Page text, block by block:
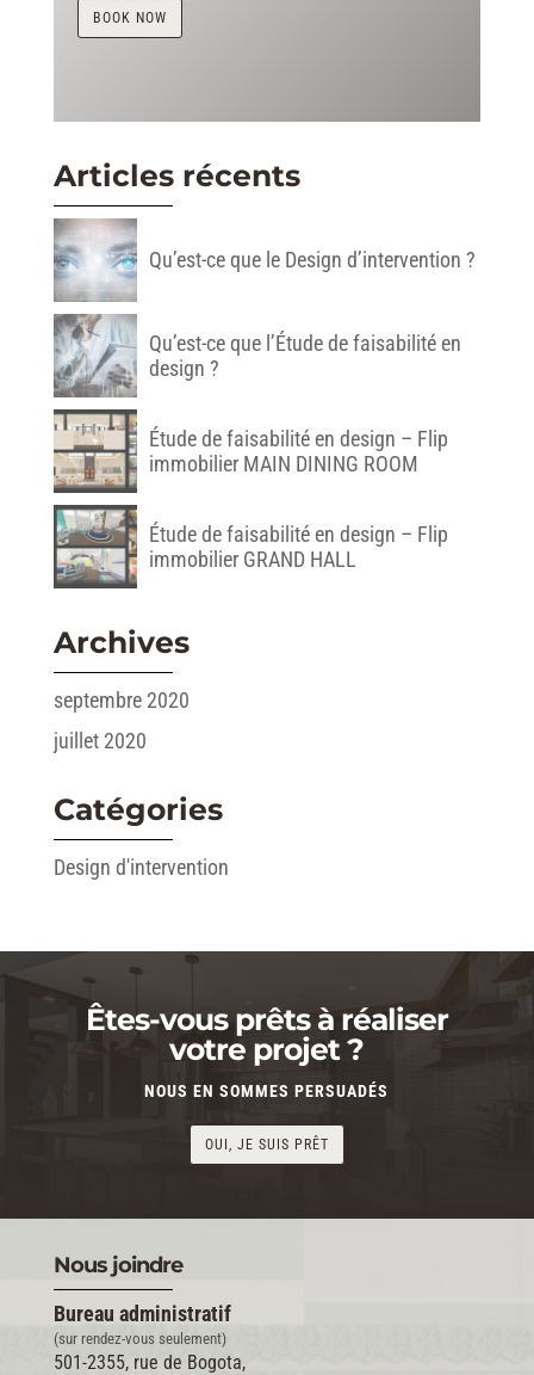
BOOK NOW
Articles récents
Qu’est-ce que le Design d’intervention ?
Qu’est-ce que l’Étude de faisabilité en
design ?
Étude de faisabilité en design – Flip
immobilier MAIN DINING ROOM
Étude de faisabilité en design – Flip
immobilier GRAND HALL
Archives
septembre 2020
juillet 2020
Catégories
Design d'intervention
Êtes-vous prêts à réaliser
votre projet ?
NOUS EN SOMMES PERSUADÉS
OUI, JE SUIS PRÊT
Nous joindre
Bureau administratif
(sur rendez-vous seulement)
501-2355, rue de Bogota,